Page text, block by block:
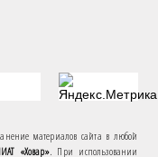
материалов сайта в любой
«Ховар». При использовании